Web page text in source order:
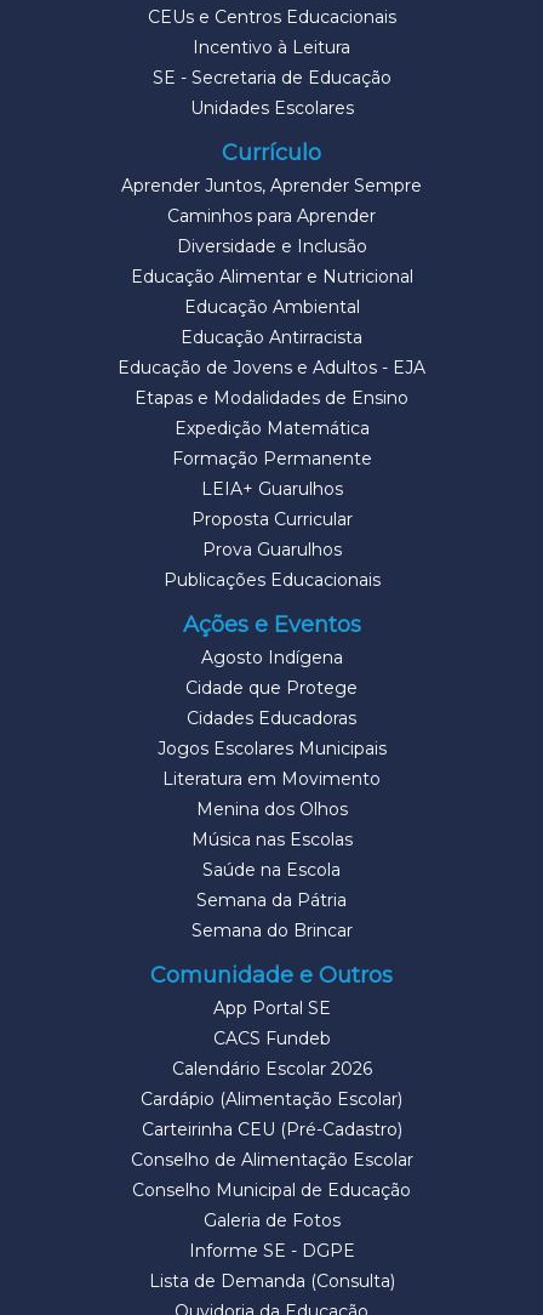
CEUs e Centros Educacionais
Incentivo à Leitura
SE - Secretaria de Educação
Unidades Escolares
Currículo
Aprender Juntos, Aprender Sempre
Caminhos para Aprender
Diversidade e Inclusão
Educação Alimentar e Nutricional
Educação Ambiental
Educação Antirracista
Educação de Jovens e Adultos - EJA
Etapas e Modalidades de Ensino
Expedição Matemática
Formação Permanente
LEIA+ Guarulhos
Proposta Curricular
Prova Guarulhos
Publicações Educacionais
Ações e Eventos
Agosto Indígena
Cidade que Protege
Cidades Educadoras
Jogos Escolares Municipais
Literatura em Movimento
Menina dos Olhos
Música nas Escolas
Saúde na Escola
Semana da Pátria
Semana do Brincar
Comunidade e Outros
App Portal SE
CACS Fundeb
Calendário Escolar 2026
Cardápio (Alimentação Escolar)
Carteirinha CEU (Pré-Cadastro)
Conselho de Alimentação Escolar
Conselho Municipal de Educação
Galeria de Fotos
Informe SE - DGPE
Lista de Demanda (Consulta)